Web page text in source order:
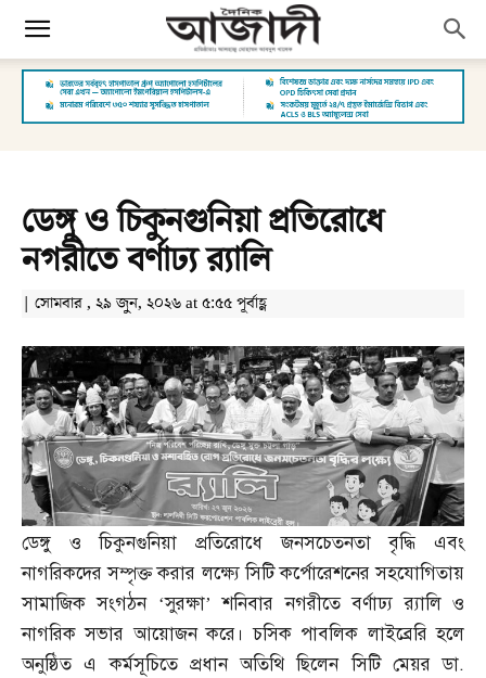
ডেঙ্গু ও চিকুনগুনিয়া প্রতিরোধে
নগরীতে বর্ণাঢ্য র‌্যালি
| সোমবার , ২৯ জুন, ২০২৬ at ৫:৫৫ পূর্বাহ্ণ
ডেঙ্গু ও চিকুনগুনিয়া প্রতিরোধে জনসচেতনতা বৃদ্ধি এবং
নাগরিকদের সম্পৃক্ত করার লক্ষ্যে সিটি কর্পোরেশনের সহযোগিতায়
সামাজিক সংগঠন ‘সুরক্ষা’ শনিবার নগরীতে বর্ণাঢ্য র‌্যালি ও
নাগরিক সভার আয়োজন করে। চসিক পাবলিক লাইব্রেরি হলে
অনুষ্ঠিত এ কর্মসূচিতে প্রধান অতিথি ছিলেন সিটি মেয়র ডা.